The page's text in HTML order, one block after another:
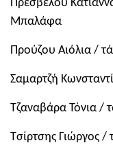
Πρέσβελου
Μπαλάφα
Προύζου Αιόλια /
Σαμαρτζή
Τζαναβάρα Τόνια /
Τσίρτσης Γιώργος /